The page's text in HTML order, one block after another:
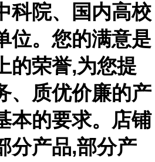
科院、国内高校
位。您的满意是
的荣誉,为您提
、质优价廉的产
本的要求。店铺
分产品,部分产